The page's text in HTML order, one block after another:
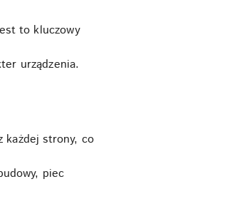
to kluczowy
urządzenia.
każdej strony, co
piec